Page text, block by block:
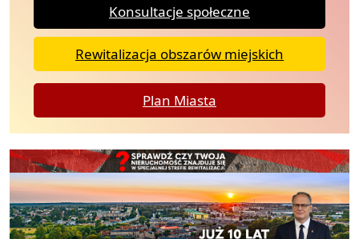
Konsultacje społeczne
Rewitalizacja obszarów miejskich
Plan Miasta